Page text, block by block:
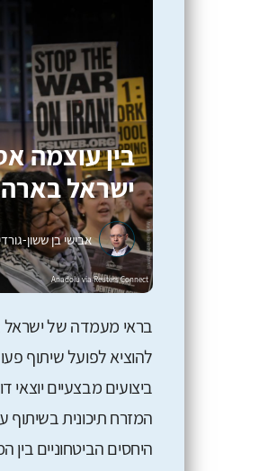
בין עוצמה
ישראל
אבישי בן ששון-
בראי מעמדה של ישראל
להוציא לפועל שיתוף
ביצועים מבצעיים
המזרח תיכונית
היחסים הביטחוניים בין